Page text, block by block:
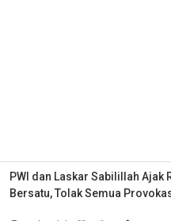
PWI dan Laskar Sabilillah Ajak
Bersatu, Tolak Semua